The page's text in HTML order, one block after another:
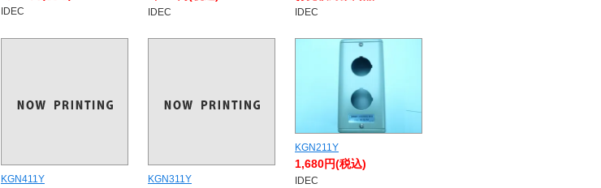
IDEC IDEC IDEC
KGN411Y KGN311Y
KGN211Y
1,680円(税込)
IDEC